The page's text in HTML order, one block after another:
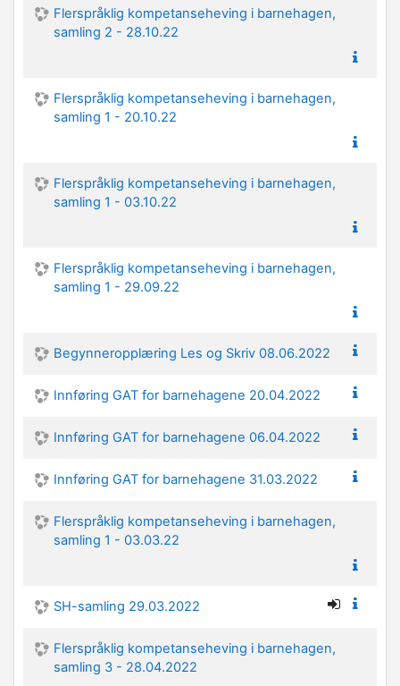
Flerspråklig kompetanseheving i barnehagen,
samling 2 - 28.10.22
Flerspråklig kompetanseheving i barnehagen,
samling 1 - 20.10.22
Flerspråklig kompetanseheving i barnehagen,
samling 1 - 03.10.22
Flerspråklig kompetanseheving i barnehagen,
samling 1 - 29.09.22
Begynneropplæring Les og Skriv 08.06.2022
Innføring GAT for barnehagene 20.04.2022
Innføring GAT for barnehagene 06.04.2022
Innføring GAT for barnehagene 31.03.2022
Flerspråklig kompetanseheving i barnehagen,
samling 1 - 03.03.22
SH-samling 29.03.2022
Flerspråklig kompetanseheving i barnehagen,
samling 3 - 28.04.2022